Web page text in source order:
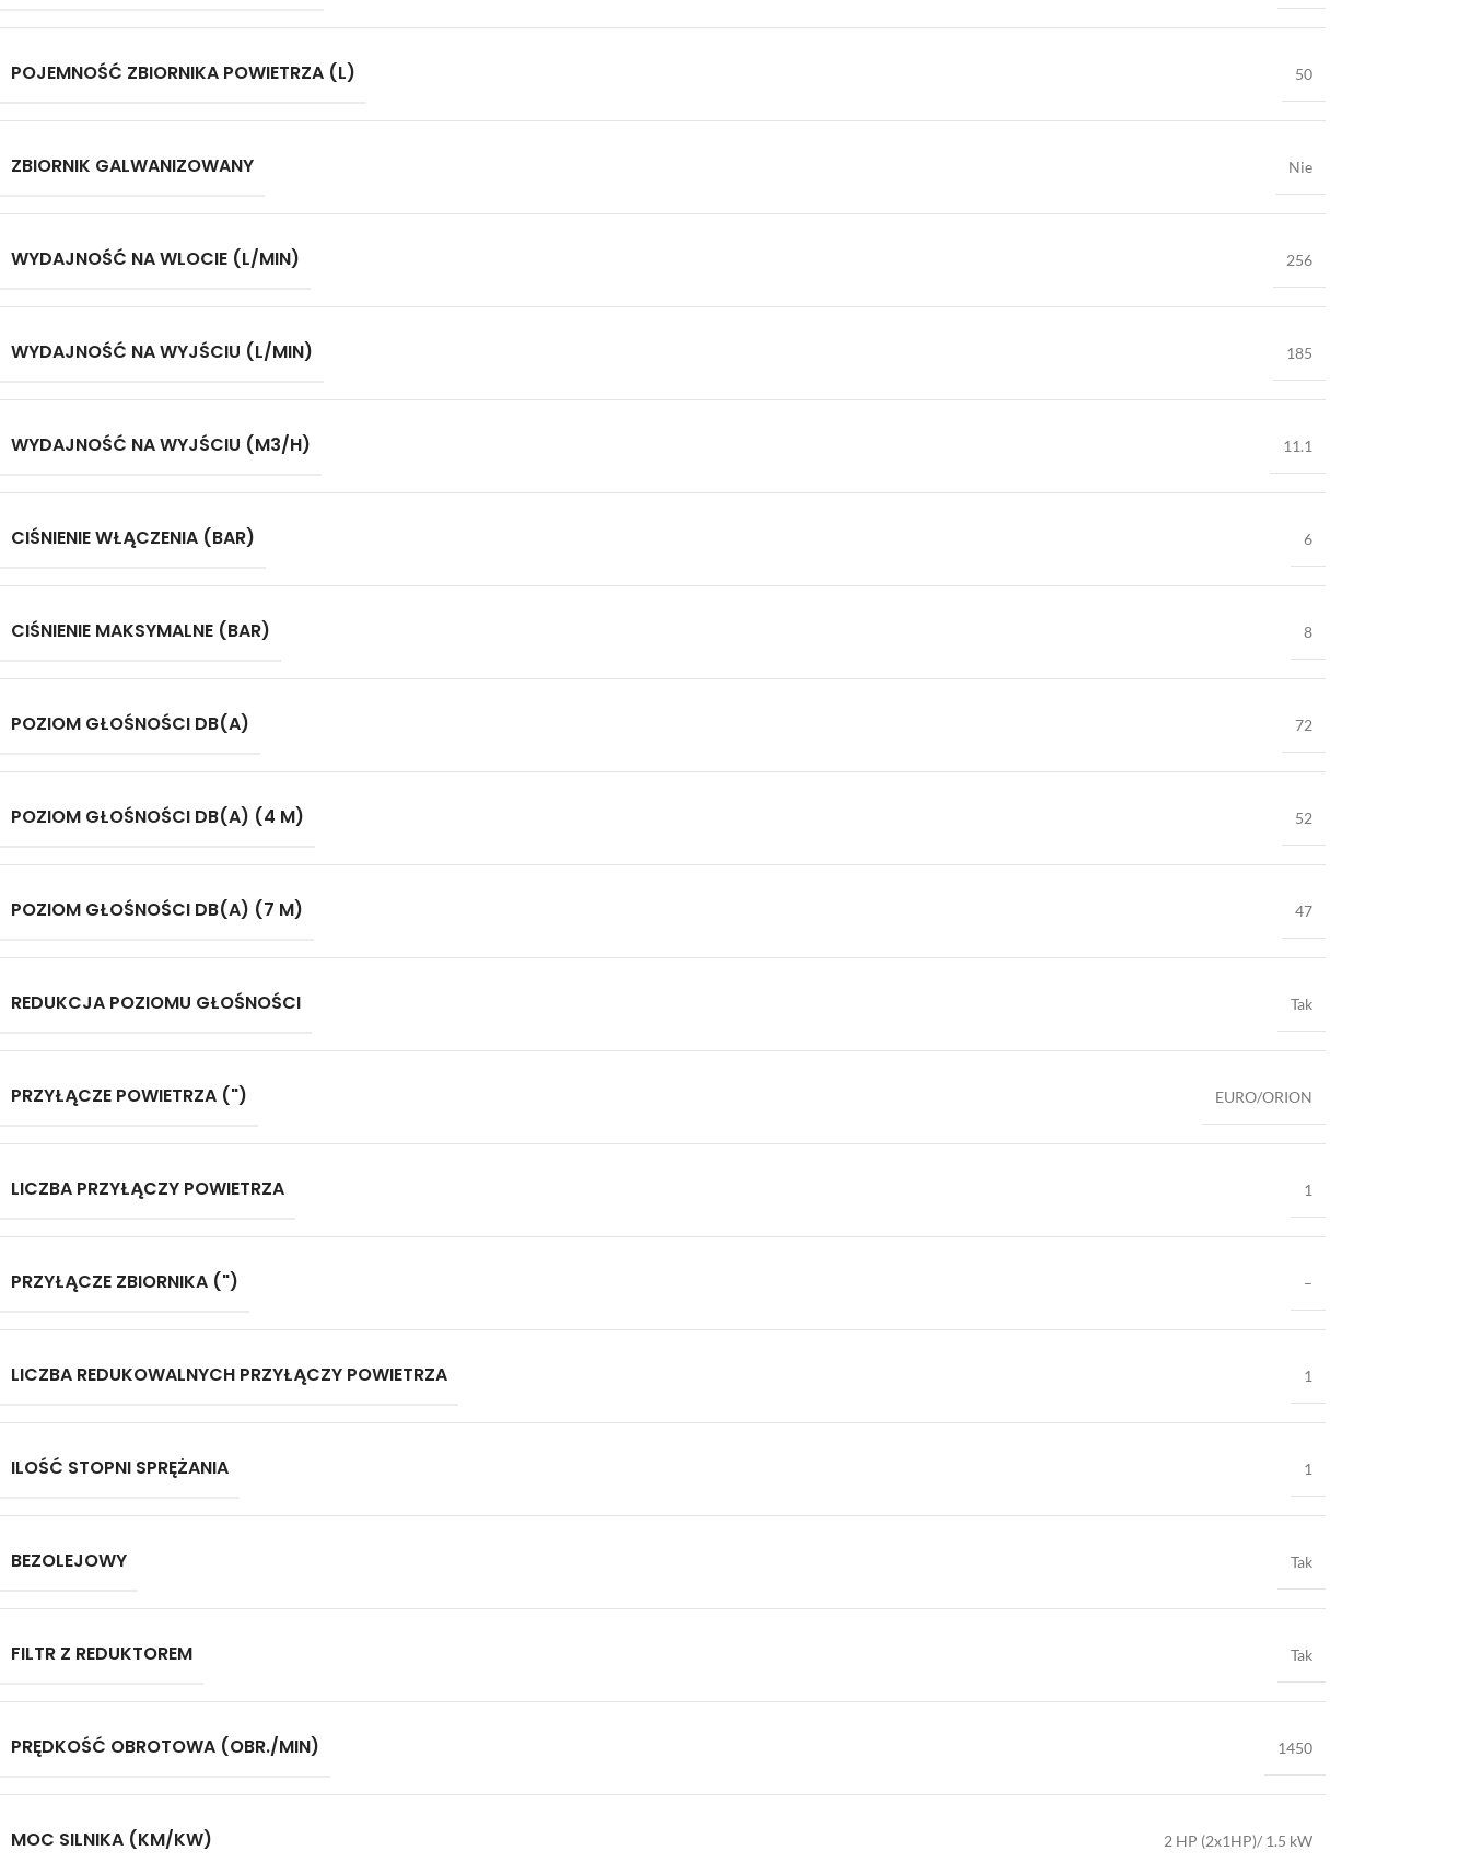
POJEMNOŚĆ ZBIORNIKA POWIETRZA (L) 50
ZBIORNIK GALWANIZOWANY Nie
WYDAJNOŚĆ NA WLOCIE (L/MIN) 256
WYDAJNOŚĆ NA WYJŚCIU (L/MIN) 185
WYDAJNOŚĆ NA WYJŚCIU (M3/H) 11.1
CIŚNIENIE WŁĄCZENIA (BAR) 6
CIŚNIENIE MAKSYMALNE (BAR) 8
POZIOM GŁOŚNOŚCI DB(A) 72
POZIOM GŁOŚNOŚCI DB(A) (4 M) 52
POZIOM GŁOŚNOŚCI DB(A) (7 M) 47
REDUKCJA POZIOMU GŁOŚNOŚCI Tak
PRZYŁĄCZE POWIETRZA (") EURO/ORION
LICZBA PRZYŁĄCZY POWIETRZA 1
PRZYŁĄCZE ZBIORNIKA (") –
LICZBA REDUKOWALNYCH PRZYŁĄCZY POWIETRZA 1
ILOŚĆ STOPNI SPRĘŻANIA 1
BEZOLEJOWY Tak
FILTR Z REDUKTOREM Tak
PRĘDKOŚĆ OBROTOWA (OBR./MIN) 1450
MOC SILNIKA (KM/KW) 2 HP (2x1HP)/ 1.5 kW